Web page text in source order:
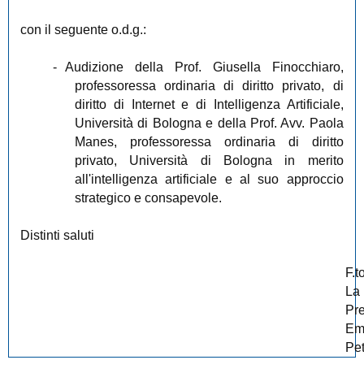
con il seguente o.d.g.:
- Audizione della Prof. Giusella Finocchiaro,
professoressa ordinaria di diritto privato, di
diritto di Internet e di Intelligenza Artificiale,
Università di Bologna e della Prof. Avv. Paola
Manes, professoressa ordinaria di diritto
privato, Università di Bologna in merito
all'intelligenza artificiale e al suo approccio
strategico e consapevole.
Distinti saluti
La